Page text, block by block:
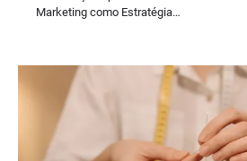
Marketing como Estratégia…